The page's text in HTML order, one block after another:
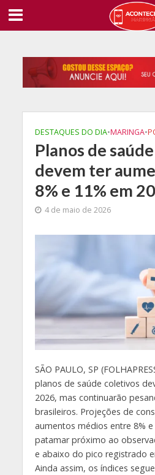
DESTAQUES DO DIA•MARINGA•
Planos de
devem ter
8% e 11% em
4 de maio de 2026
SÃO PAULO, SP
planos de saúde coletivos
2026, mas continuarão
brasileiros. Projeções de
aumentos médios entre 8%
patamar próximo ao
e abaixo do pico registrado
Ainda assim, os índices